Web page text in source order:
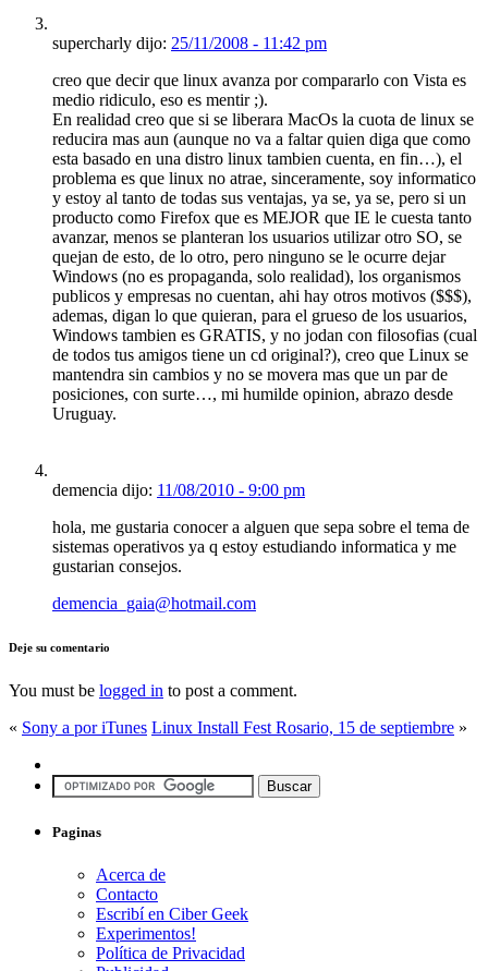
supercharly dijo: 25/11/2008 - 11:42 pm
creo que decir que linux avanza por compararlo con Vista es
medio ridiculo, eso es mentir ;).
En realidad creo que si se liberara MacOs la cuota de linux se
reducira mas aun (aunque no va a faltar quien diga que como
esta basado en una distro linux tambien cuenta, en fin…), el
problema es que linux no atrae, sinceramente, soy informatico
y estoy al tanto de todas sus ventajas, ya se, ya se, pero si un
producto como Firefox que es MEJOR que IE le cuesta tanto
avanzar, menos se planteran los usuarios utilizar otro SO, se
quejan de esto, de lo otro, pero ninguno se le ocurre dejar
Windows (no es propaganda, solo realidad), los organismos
publicos y empresas no cuentan, ahi hay otros motivos ($$$),
ademas, digan lo que quieran, para el grueso de los usuarios,
Windows tambien es GRATIS, y no jodan con filosofias (cual
de todos tus amigos tiene un cd original?), creo que Linux se
mantendra sin cambios y no se movera mas que un par de
posiciones, con surte…, mi humilde opinion, abrazo desde
Uruguay.
demencia dijo: 11/08/2010 - 9:00 pm
hola, me gustaria conocer a alguen que sepa sobre el tema de
sistemas operativos ya q estoy estudiando informatica y me
gustarian consejos.
demencia_gaia@hotmail.com
Deje su comentario
You must be logged in to post a comment.
« Sony a por iTunes Linux Install Fest Rosario, 15 de septiembre »
Paginas
Acerca de
Contacto
Escribí en Ciber Geek
Experimentos!
Política de Privacidad